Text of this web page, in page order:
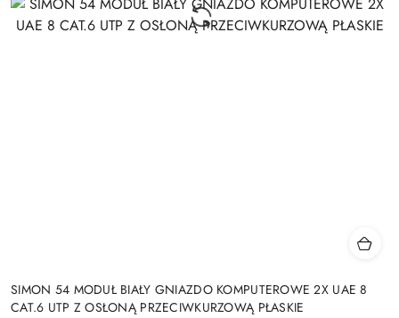
SIMON 54 MODUŁ BIAŁY GNIAZDO KOMPUTEROWE 2X UAE 8
CAT.6 UTP Z OSŁONĄ PRZECIWKURZOWĄ PŁASKIE